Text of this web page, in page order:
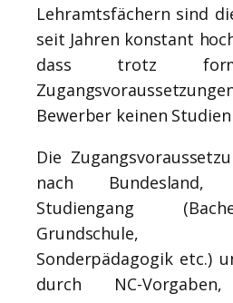
Lehramtsfächern sind
seit Jahren konstant
dass trotz
Bewerber keinen
Die
nach
Studiengang
Grundschule,
Sonderpädagogik etc.)
durch NC-